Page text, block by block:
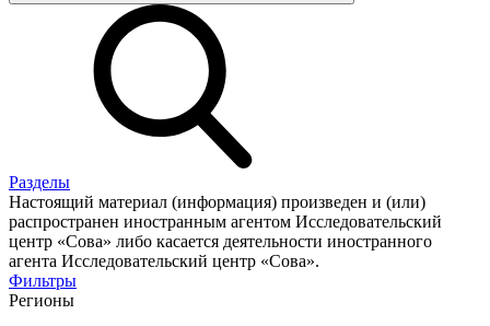
Разделы
Настоящий материал (информация) произведен и (или)
распространен иностранным агентом Исследовательский
центр «Сова» либо касается деятельности иностранного
агента Исследовательский центр «Сова».
Фильтры
Регионы